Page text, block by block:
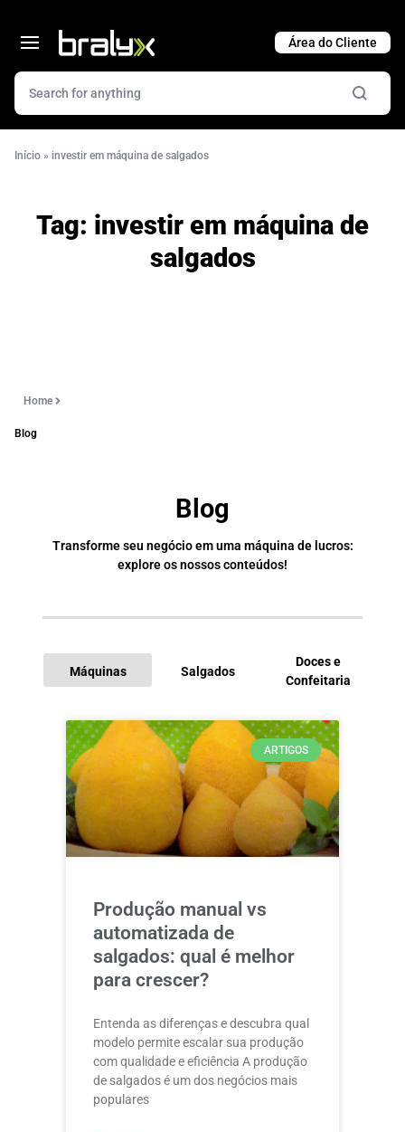
Início » investir em máquina de salgados
Tag: investir em máquina de
salgados
Home
Blog
Blog
Transforme seu negócio em uma máquina de lucros:
explore os nossos conteúdos!
Máquinas Salgados
Doces e
Confeitaria
ARTIGOS
Produção manual vs
automatizada de
salgados: qual é melhor
para crescer?
Entenda as diferenças e descubra qual
modelo permite escalar sua produção
com qualidade e eficiência A produção
de salgados é um dos negócios mais
populares